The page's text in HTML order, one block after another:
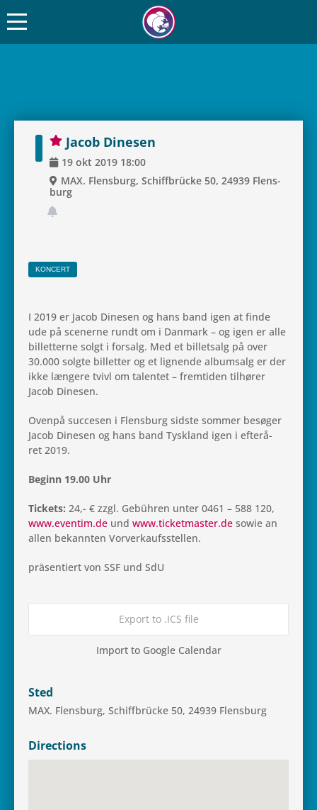
Jacob Dine­sen
19 okt 2019 18:00
MAX. Flens­burg, Schif­f­brücke 50, 24939 Flens­
burg
KON­CERT
I 2019 er Jacob Dine­sen og hans band igen at finde
ude på sce­nerne rundt om i Dan­mark – og igen er alle
bil­let­terne solgt i for­salg. Med et bil­letsalg på over
30.000 solgte bil­let­ter og et lig­nende albumsalg er der
ikke læn­gere tvivl om talen­tet – frem­ti­den til­hø­rer
Jacob Dinesen.
Ovenpå suc­ce­sen i Flens­burg sidste sommer besø­ger
Jacob Dine­sen og hans band Tys­kland igen i efter­å­
ret 2019.
Beginn 19.00 Uhr
Tick­ets: 24,- € zzgl. Gebühren unter 0461 – 588 120,
www.eventim.de und www.ticketmaster.de sowie an
allen bekan­n­ten Vorverkaufsstellen.
prä­sen­ti­ert von SSF und SdU
Export to .ICS file
Import to Google Calendar
Sted
MAX. Flens­burg, Schif­f­brücke 50, 24939 Flensburg
Directions